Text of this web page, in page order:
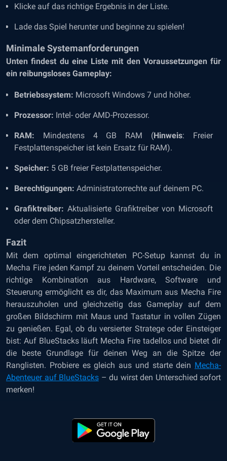
Klicke auf das richtige Ergebnis in der Liste.
Lade das Spiel herunter und beginne zu spielen!
Minimale Systemanforderungen
Unten findest du eine Liste mit den Voraussetzungen für
ein reibungsloses Gameplay:
Betriebssystem: Microsoft Windows 7 und höher.
Prozessor: Intel- oder AMD-Prozessor.
RAM: Mindestens 4 GB RAM (Hinweis: Freier
Festplattenspeicher ist kein Ersatz für RAM).
Speicher: 5 GB freier Festplattenspeicher.
Berechtigungen: Administratorrechte auf deinem PC.
Grafiktreiber: Aktualisierte Grafiktreiber von Microsoft
oder dem Chipsatzhersteller.
Fazit
Mit dem optimal eingerichteten PC-Setup kannst du in
Mecha Fire jeden Kampf zu deinem Vorteil entscheiden. Die
richtige Kombination aus Hardware, Software und
Steuerung ermöglicht es dir, das Maximum aus Mecha Fire
herauszuholen und gleichzeitig das Gameplay auf dem
großen Bildschirm mit Maus und Tastatur in vollen Zügen
zu genießen. Egal, ob du versierter Stratege oder Einsteiger
bist: Auf BlueStacks läuft Mecha Fire tadellos und bietet dir
die beste Grundlage für deinen Weg an die Spitze der
Ranglisten. Probiere es gleich aus und starte dein Mecha-
Abenteuer auf BlueStacks – du wirst den Unterschied sofort
merken!